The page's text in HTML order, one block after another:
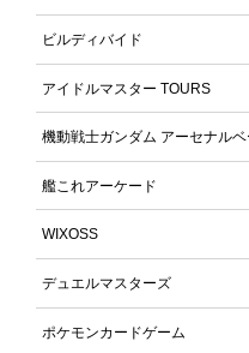
ビルディバイド
アイドルマスター TOURS
機動戦士ガンダム アーセナルベ
ス
艦これアーケード
WIXOSS
デュエルマスターズ
ポケモンカードゲーム